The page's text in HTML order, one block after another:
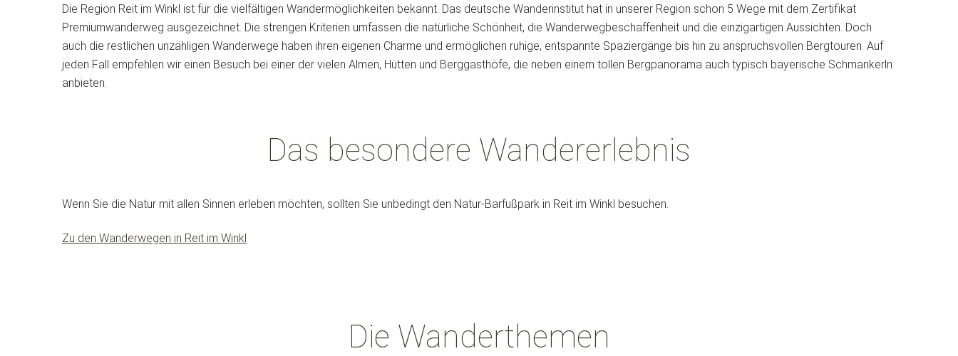
Die Region Reit im Winkl ist für die vielfältigen Wandermöglichkeiten bekannt. Das deutsche Wanderinstitut hat in unserer Region schon 5 Wege mit dem Zertifikat
Premiumwanderweg ausgezeichnet. Die strengen Kriterien umfassen die natürliche Schönheit, die Wanderwegbeschaffenheit und die einzigartigen Aussichten. Doch
auch die restlichen unzähligen Wanderwege haben ihren eigenen Charme und ermöglichen ruhige, entspannte Spaziergänge bis hin zu anspruchsvollen Bergtouren. Auf
jeden Fall empfehlen wir einen Besuch bei einer der vielen Almen, Hütten und Berggasthöfe, die neben einem tollen Bergpanorama auch typisch bayerische Schmankerln
anbieten.
Das besondere Wandererlebnis
Wenn Sie die Natur mit allen Sinnen erleben möchten, sollten Sie unbedingt den Natur-Barfußpark in Reit im Winkl besuchen.
Zu den Wanderwegen in Reit im Winkl
Die Wanderthemen